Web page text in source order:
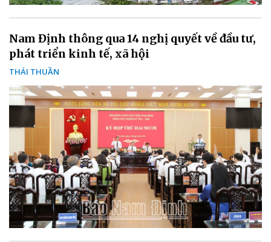
Nam Định thông qua 14 nghị quyết về đầu tư,
phát triển kinh tế, xã hội
THÁI THUẦN